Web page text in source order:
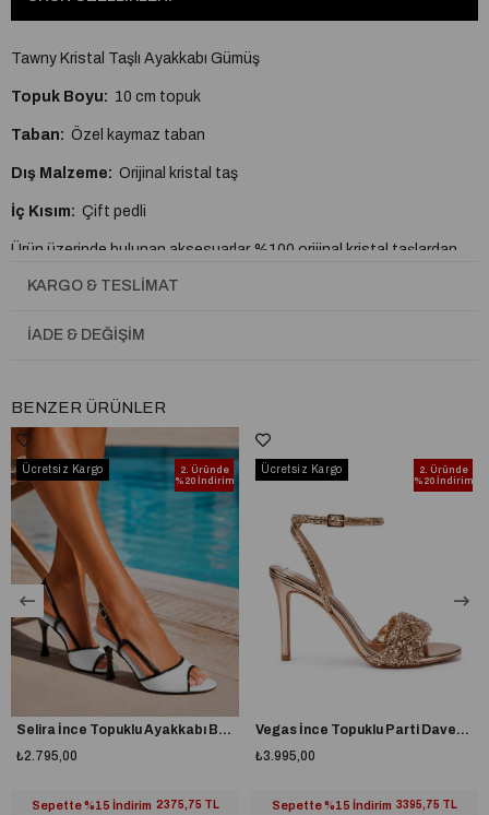
Tawny Kristal Taşlı Ayakkabı Gümüş
Topuk Boyu: 10 cm topuk
Taban: Özel kaymaz taban
Dış Malzeme: Orijinal kristal taş
İç Kısım: Çift pedli
Ürün üzerinde bulunan aksesuarlar %100 orijinal kristal taşlardan
Tam Kalıptır.
KARGO & TESLIMAT
İADE & DEĞIŞIM
BENZER ÜRÜNLER
2. Üründe
%20 İndirim
Selira İnce Topuklu Ayakkabı Beyaz
₺2.795,00
Sepette %15 İndirim 2375,75 TL
Ücretsiz Kargo
2. Üründe
%20 İndirim
Vegas İnce Topuklu Parti Davet Ayakkabısı Gold
₺3.995,00
Sepette %15 İndirim 3395,75 TL
Ücretsiz Kargo